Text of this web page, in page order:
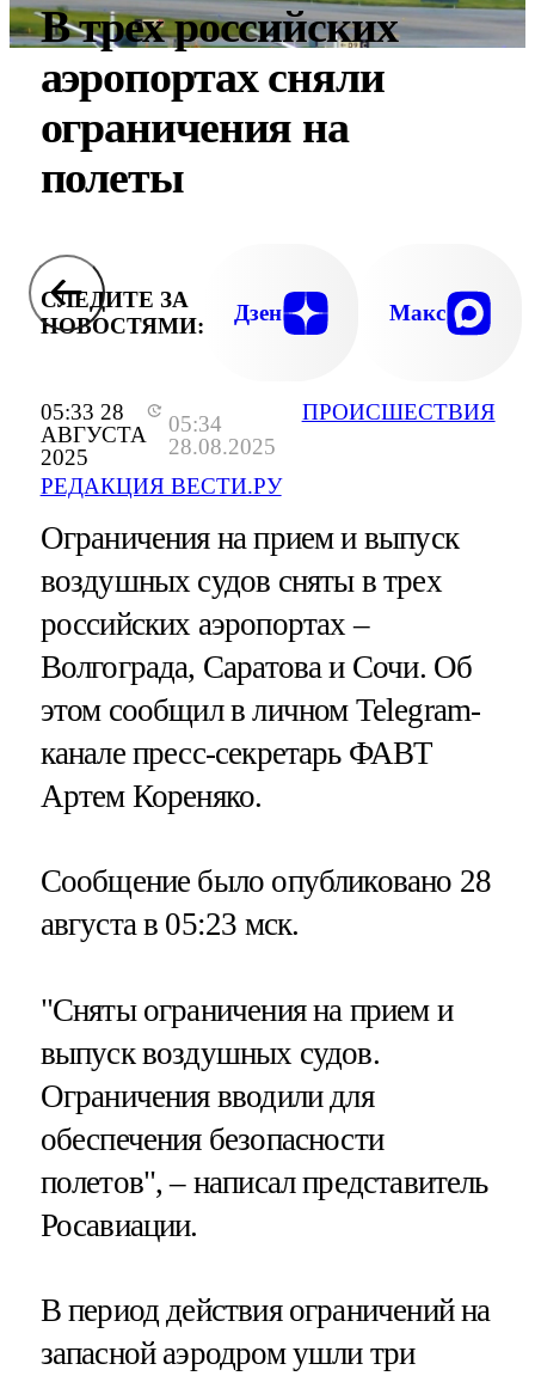
05:33 28
АВГУСТА
2025
05:34
28.08.2025
РЕДАКЦИЯ ВЕСТИ.РУ
ПРОИСШЕСТВИЯ
В трех российских
аэропортах сняли
ограничения на
полеты
СЛЕДИТЕ ЗА
НОВОСТЯМИ:
Дзен Макс
Ограничения на прием и выпуск
воздушных судов сняты в трех
российских аэропортах –
Волгограда, Саратова и Сочи. Об
этом сообщил в личном Telegram-
канале пресс-секретарь ФАВТ
Артем Кореняко.
Сообщение было опубликовано 28
августа в 05:23 мск.
"Сняты ограничения на прием и
выпуск воздушных судов.
Ограничения вводили для
обеспечения безопасности
полетов", – написал представитель
Росавиации.
В период действия ограничений на
запасной аэродром ушли три